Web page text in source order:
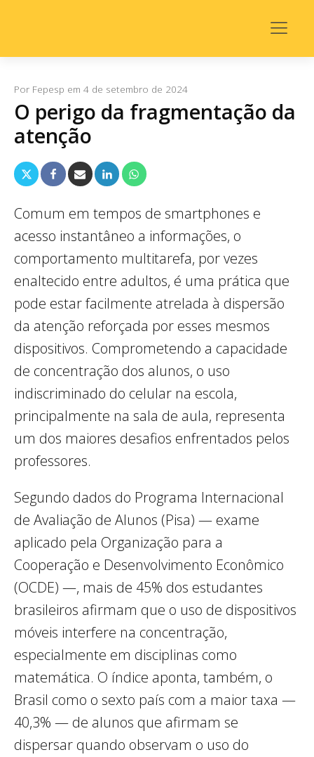
Por Fepesp em 4 de setembro de 2024
O perigo da fragmentação da
atenção
Comum em tempos de smartphones e
acesso instantâneo a informações, o
comportamento multitarefa, por vezes
enaltecido entre adultos, é uma prática que
pode estar facilmente atrelada à dispersão
da atenção reforçada por esses mesmos
dispositivos. Comprometendo a capacidade
de concentração dos alunos, o uso
indiscriminado do celular na escola,
principalmente na sala de aula, representa
um dos maiores desafios enfrentados pelos
professores.
Segundo dados do Programa Internacional
de Avaliação de Alunos (Pisa) — exame
aplicado pela Organização para a
Cooperação e Desenvolvimento Econômico
(OCDE) —, mais de 45% dos estudantes
brasileiros afirmam que o uso de dispositivos
móveis interfere na concentração,
especialmente em disciplinas como
matemática. O índice aponta, também, o
Brasil como o sexto país com a maior taxa —
40,3% — de alunos que afirmam se
dispersar quando observam o uso do